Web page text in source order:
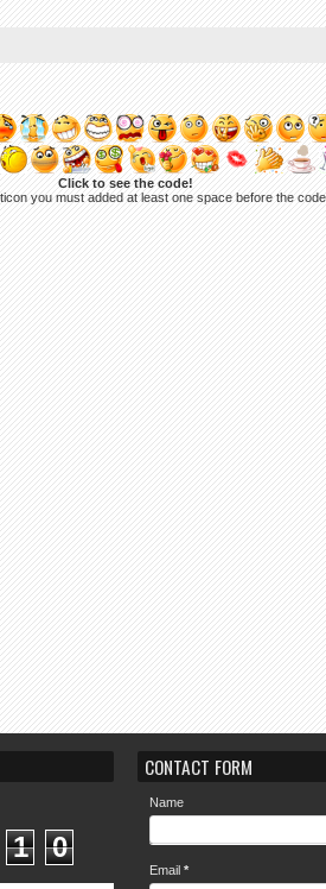
Click to see the code!
you must added at least one space before the
1 0
CONTACT FORM
Name
Email *